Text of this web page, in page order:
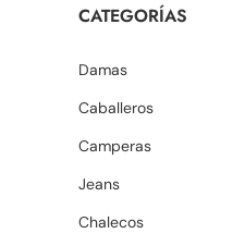
CATEGORÍAS
Damas
Caballeros
Camperas
Jeans
Chalecos